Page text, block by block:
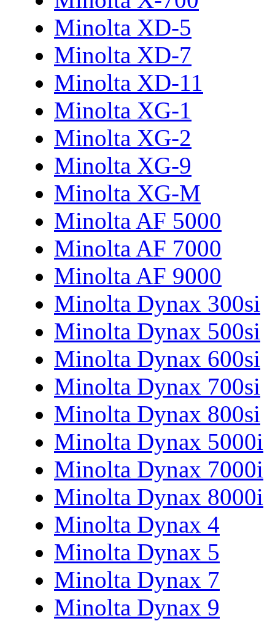
Minolta XD-5
Minolta XD-7
Minolta XD-11
Minolta XG-1
Minolta XG-2
Minolta XG-9
Minolta XG-M
Minolta AF 5000
Minolta AF 7000
Minolta AF 9000
Minolta Dynax 300si
Minolta Dynax 500si
Minolta Dynax 600si
Minolta Dynax 700si
Minolta Dynax 800si
Minolta Dynax 5000i
Minolta Dynax 7000i
Minolta Dynax 8000i
Minolta Dynax 4
Minolta Dynax 5
Minolta Dynax 7
Minolta Dynax 9